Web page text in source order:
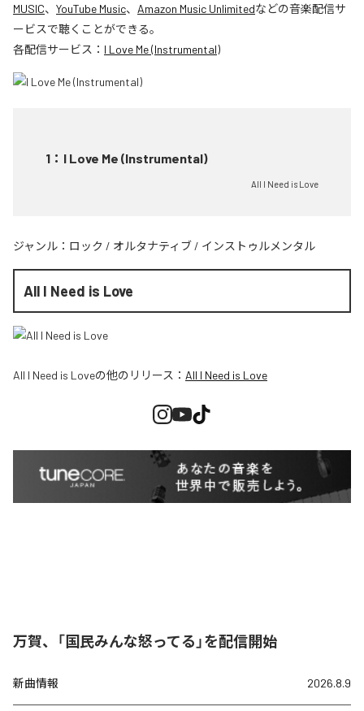
MUSIC、 YouTube Music、 Amazon Music Unlimitedなどの音楽配信サ
ービスで聴くことができる。
各配信サービス： I Love Me (Instrumental)
1 ： I Love Me (Instrumental)
All I Need is Love
ジャンル： ロック / オルタナティブ / インストゥルメンタル
All I Need is Love
All I Need is Loveの他のリリース： All I Need is Love
万賀、「国民みんな怒ってる」を配信開始
新曲情報 2026.8.9